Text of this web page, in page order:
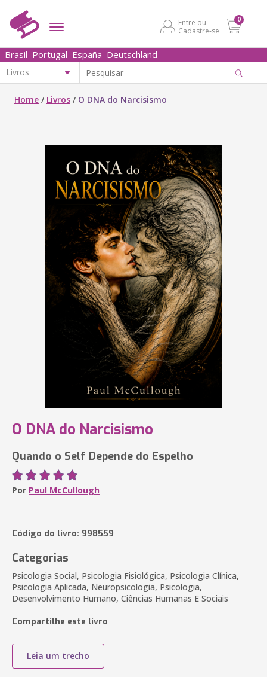
Entre ou
Cadastre-se
0
Brasil Portugal España Deutschland
Home / Livros / O DNA do Narcisismo
O DNA do Narcisismo
Quando o Self Depende do Espelho
Por Paul McCullough
Código do livro: 998559
Categorias
Psicologia Social, Psicologia Fisiológica, Psicologia Clínica,
Psicologia Aplicada, Neuropsicologia, Psicologia,
Desenvolvimento Humano, Ciências Humanas E Sociais
Compartilhe este livro
Leia um trecho